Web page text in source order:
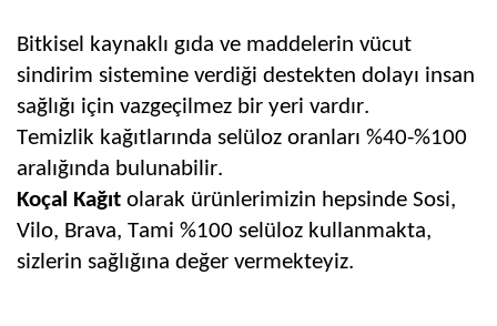
Bitkisel kaynaklı gıda ve maddelerin vücut
sindirim sistemine verdiği destekten dolayı insan
sağlığı için vazgeçilmez bir yeri vardır.
Temizlik kağıtlarında selüloz oranları %40-%100
aralığında bulunabilir.
Koçal Kağıt olarak ürünlerimizin hepsinde Sosi,
Vilo, Brava, Tami %100 selüloz kullanmakta,
sizlerin sağlığına değer vermekteyiz.